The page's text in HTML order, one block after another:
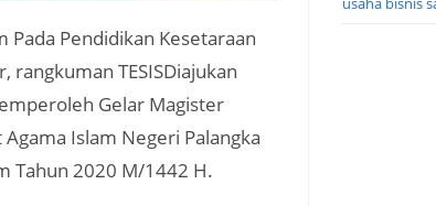
Pendidikan Kesetaraan
rangkuman TESISDiajukan
Gelar Magister
Islam Negeri Palangka
Tahun 2020 M/1442 H.